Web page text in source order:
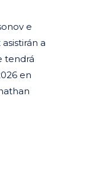
e
a
tendrá
en